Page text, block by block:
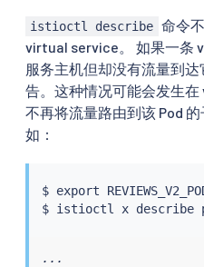
istioctl describe 命令
virtual service。 如果一条
服务主机但却没有流量到
告。这种情况可能会发生
不再将流量路由到该 Pod
如：
$ export
$ istioctl x describe
...